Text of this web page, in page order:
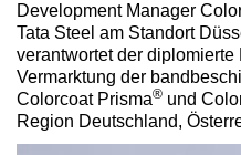
Development Manager
Tata Steel am Standort
verantwortet der
Vermarktung der
Colorcoat Prisma® und
Region Deutschland,